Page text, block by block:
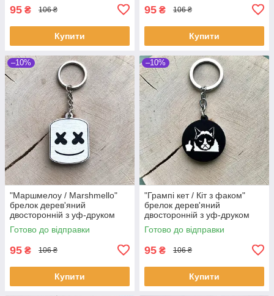
95 ₴ 106 ₴
Купити
95 ₴ 106 ₴
Купити
–10%
"Маршмелоу / Marshmello"
брелок дерев'яний
двосторонній з уф-друком
Готово до відправки
95 ₴ 106 ₴
Купити
–10%
"Грампі кет / Кіт з факом"
брелок дерев'яний
двосторонній з уф-друком
Готово до відправки
95 ₴ 106 ₴
Купити